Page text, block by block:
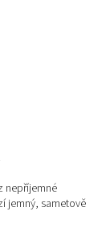
nepříjemné
jemný, sametově